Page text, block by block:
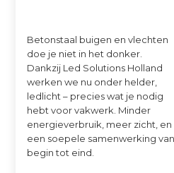
Betonstaal buigen en vlechten
doe je niet in het donker.
Dankzij Led Solutions Holland
werken we nu onder helder,
ledlicht – precies wat je nodig
hebt voor vakwerk. Minder
energieverbruik, meer zicht, en
een soepele samenwerking van
begin tot eind.